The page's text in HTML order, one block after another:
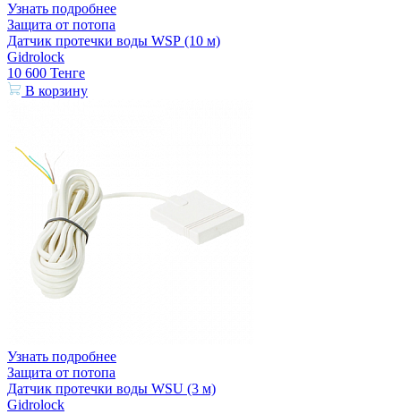
Узнать подробнее
Защита от потопа
Датчик протечки воды WSР (10 м)
Gidrolock
10 600 Тенге
В корзину
Узнать подробнее
Защита от потопа
Датчик протечки воды WSU (3 м)
Gidrolock